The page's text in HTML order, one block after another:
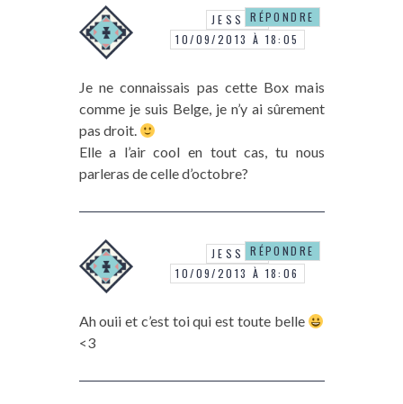
JESSOU
10/09/2013 À 18:05
Je ne connaissais pas cette Box mais
comme je suis Belge, je n’y ai sûrement
pas droit.
Elle a l’air cool en tout cas, tu nous
parleras de celle d’octobre?
RÉPONDRE
JESSOU
10/09/2013 À 18:06
Ah ouii et c’est toi qui est toute belle
<3
RÉPONDRE